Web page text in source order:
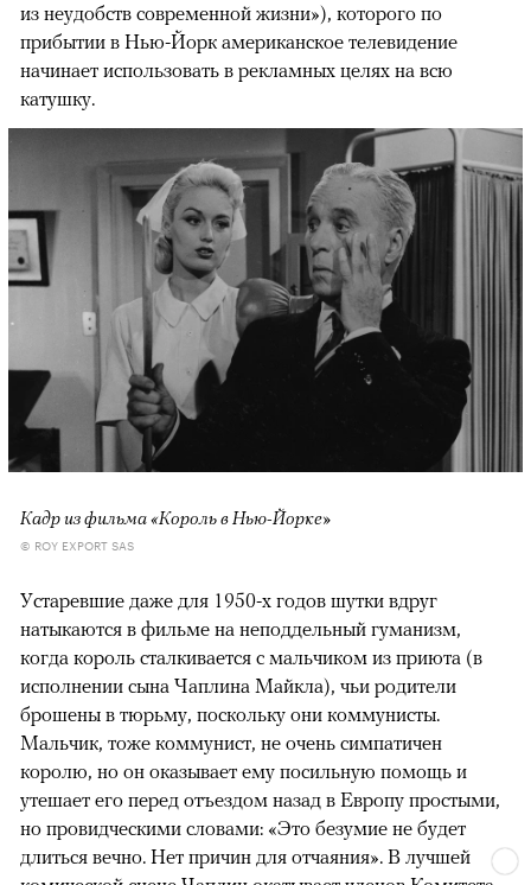
из неудобств современной жизни»), которого по
прибытии в Нью-Йорк американское телевидение
начинает использовать в рекламных целях на всю
катушку.
Кадр из фильма «Король в Нью-Йорке»
© ROY EXPORT SAS
Устаревшие даже для 1950-х годов шутки вдруг
натыкаются в фильме на неподдельный гуманизм,
когда король сталкивается с мальчиком из приюта (в
исполнении сына Чаплина Майкла), чьи родители
брошены в тюрьму, поскольку они коммунисты.
Мальчик, тоже коммунист, не очень симпатичен
королю, но он оказывает ему посильную помощь и
утешает его перед отъездом назад в Европу простыми,
но провидческими словами: «Это безумие не будет
длиться вечно. Нет причин для отчаяния». В лучшей